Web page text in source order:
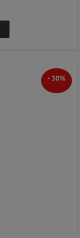
- 30%